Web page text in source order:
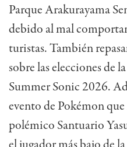
Parque Arakurayama
debido al mal
turistas. También
sobre las elecciones de
Summer Sonic 2026.
evento de Pokémon
polémico Santuario